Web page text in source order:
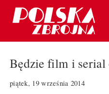
Będzie film i serial
piątek, 19 września 2014